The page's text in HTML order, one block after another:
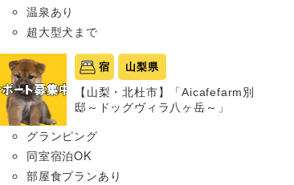
温泉あり
超大型犬まで
宿 山梨県
【山梨・北杜市】「Aicafefarm別
邸～ドッグヴィラ八ヶ岳～」
グランピング
同室宿泊OK
部屋食プランあり